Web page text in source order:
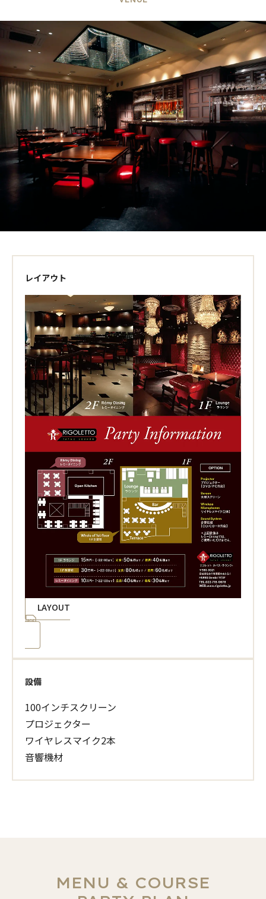
レイアウト
LAYOUT
設備
100インチスクリーン
プロジェクター
ワイヤレスマイク2本
音響機材
MENU & COURSE